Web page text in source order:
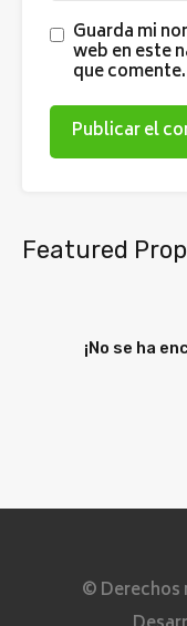
Guarda mi
web en este
que comente.
Featured
¡No se ha
© Derechos